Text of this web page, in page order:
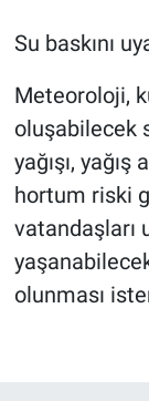
Su baskını
Meteoroloji,
oluşabilecek
yağışı,
hortum riski
vatandaşları
olunması